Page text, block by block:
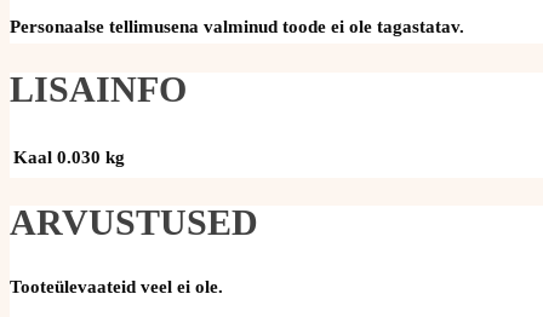
Personaalse tellimusena valminud toode ei ole tagastatav.
LISAINFO
Kaal 0.030 kg
ARVUSTUSED
Tooteülevaateid veel ei ole.